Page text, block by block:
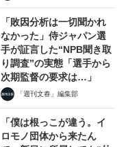
「敗因分析は一切聞かれ
なかった」侍ジャパン選
手が証言した“NPB聞き取
り調査”の実態「選手から
次期監督の要求は…」
「週刊文春」編集部
「僕は根っこが違う。イ
ロモノ団体から来たん